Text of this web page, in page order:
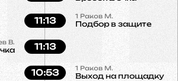
1 Раков М.
Подбор в защите
11:13
В. 11:13
1 Раков М.
Выход на площадку
10:53